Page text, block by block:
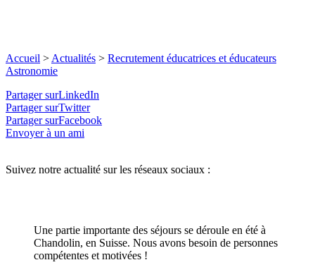
Accueil > Actualités > Recrutement éducatrices et éducateurs
Astronomie
Partager surLinkedIn
Partager surTwitter
Partager surFacebook
Envoyer à un ami
Suivez notre actualité sur les réseaux sociaux :
Une partie importante des séjours se déroule en été à
Chandolin, en Suisse. Nous avons besoin de personnes
compétentes et motivées !